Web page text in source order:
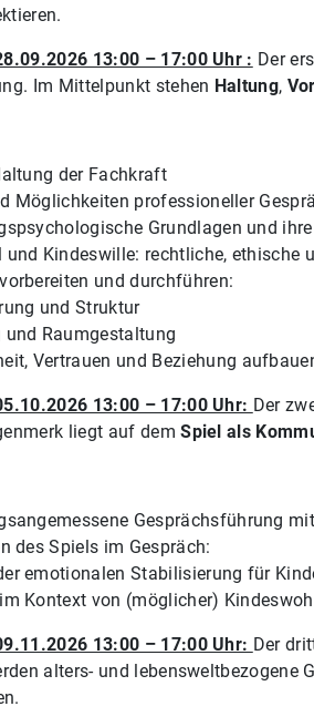
13:00 – 17:00 Uhr : Der
Im Mittelpunkt stehen Haltung,
der Fachkraft
Möglichkeiten professioneller
Grundlagen und
und Kindeswille: rechtliche, ethische
und durchführen:
und Struktur
und Raumgestaltung
Vertrauen und Beziehung
13:00 – 17:00 Uhr: Der
liegt auf demSpiel als
Gesprächsführung
des Spiels im Gespräch:
emotionalen Stabilisierung für
Kontext von (möglicher)
13:00 – 17:00 Uhr: Der
alters- und lebensweltbezogene